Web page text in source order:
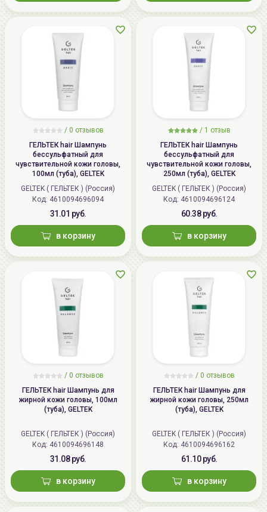
/ 0 отзывов
ГЕЛЬТЕК hair Шампунь
бессульфатный для
чувствительной кожи головы,
100мл (туба), GELTEK
GELTEK ( ГЕЛЬТЕК ) (Россия)
Код: 4610094696094
31.01 руб.
в корзину
/ 1 отзыв
ГЕЛЬТЕК hair Шампунь
бессульфатный для
чувствительной кожи головы,
250мл (туба), GELTEK
GELTEK ( ГЕЛЬТЕК ) (Россия)
Код: 4610094696124
60.38 руб.
в корзину
/ 0 отзывов
ГЕЛЬТЕК hair Шампунь для
жирной кожи головы, 100мл
(туба), GELTEK
GELTEK ( ГЕЛЬТЕК ) (Россия)
Код: 4610094696148
31.08 руб.
в корзину
/ 0 отзывов
ГЕЛЬТЕК hair Шампунь для
жирной кожи головы, 250мл
(туба), GELTEK
GELTEK ( ГЕЛЬТЕК ) (Россия)
Код: 4610094696162
61.10 руб.
в корзину